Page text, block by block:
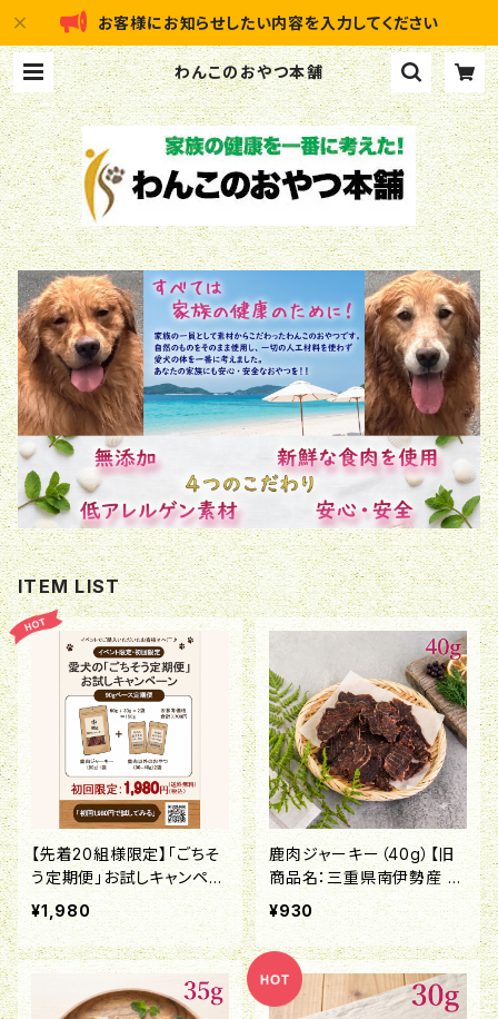
お客様にお知らせしたい内容を入力してください
わんこのおやつ本舗
ITEM LIST
【先着20組様限定】「ごちそ
う定期便」お試しキャンペー
ン！
¥1,980
鹿肉ジャーキー（40g）【旧
商品名：三重県南伊勢産 鹿
肉ジャーキー】
¥930